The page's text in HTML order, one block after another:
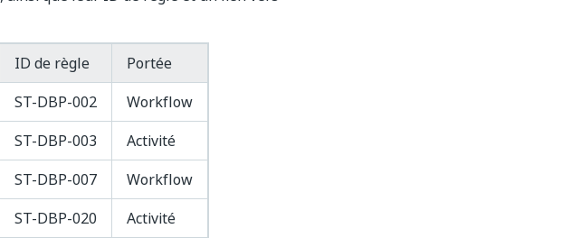
ID de règle
Portée
ST-DBP-002
Workflow
ST-DBP-003
Activité
ST-DBP-007
Workflow
ST-DBP-020 Activité